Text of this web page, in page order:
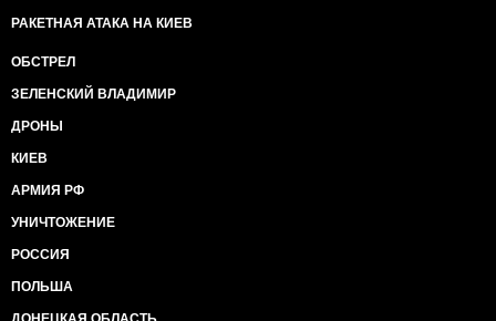
РАКЕТНАЯ АТАКА НА КИЕВ
ОБСТРЕЛ
ЗЕЛЕНСКИЙ ВЛАДИМИР
ДРОНЫ
КИЕВ
АРМИЯ РФ
УНИЧТОЖЕНИЕ
РОССИЯ
ПОЛЬША